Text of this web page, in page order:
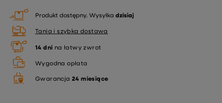
Produkt dostępny Wysyłka dzisiaj
Tania i szybka dostawa
14 dni na łatwy zwrot
Wygodna opłata
Gwarancja 24 miesiące